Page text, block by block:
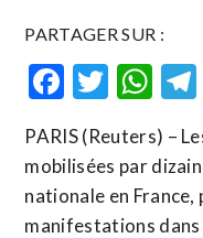
PARTAGER SUR :
PARIS (Reuters) –
mobilisées par
nationale en
manifestations